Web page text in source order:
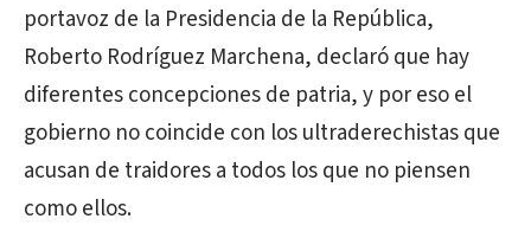
portavoz de la Presidencia de la República,
Roberto Rodríguez Marchena, declaró que hay
diferentes concepciones de patria, y por eso el
gobierno no coincide con los ultraderechistas que
acusan de traidores a todos los que no piensen
como ellos.